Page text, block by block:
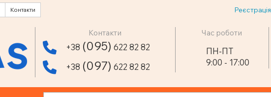
Контакти Реєстрація
Контакти
+38 (095) 622 82 82
+38 (097) 622 82 82
Час роботи
ПН-ПТ
9:00 - 17:00